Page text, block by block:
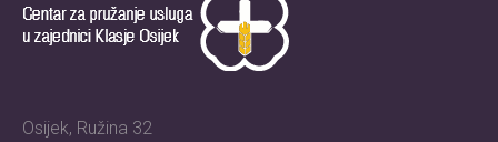
Osijek, Ružina 32